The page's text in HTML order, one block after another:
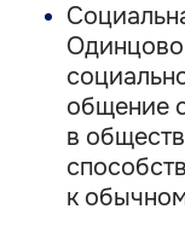
общение
в
к